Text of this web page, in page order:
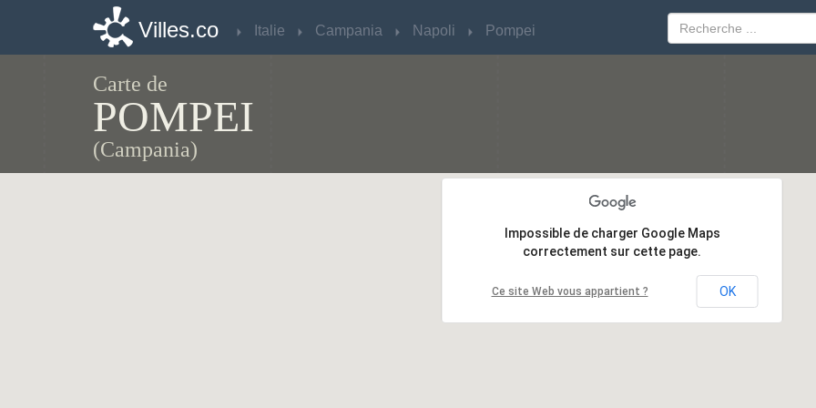
Villes.co Italie Campania Napoli Pompei
Carte de
POMPEI
(Campania)
Impossible de charger Google Maps
correctement sur cette page.
Ce site Web vous appartient ? OK
Impossible de charger Google Maps
correctement sur cette page.
Ce site Web vous appartient ? OK
Villes.co Italie Campania Napoli Pompei